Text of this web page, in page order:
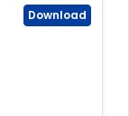
Download